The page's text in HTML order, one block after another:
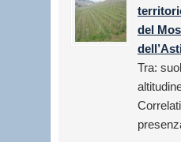
del
Tra: